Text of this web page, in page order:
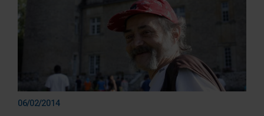
06/02/2014